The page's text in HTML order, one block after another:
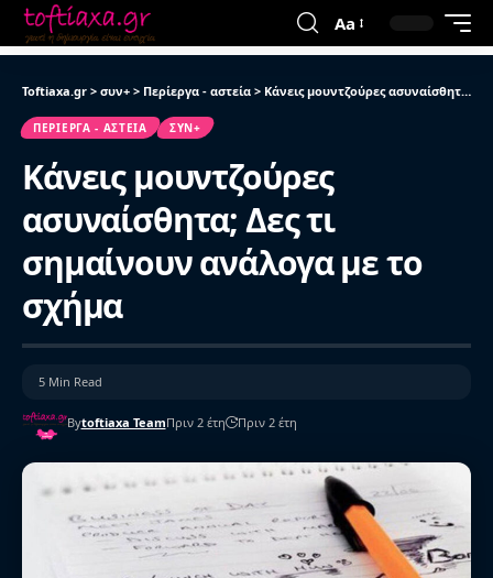
Aa
Toftiaxa.gr > συν+ > Περίεργα - αστεία > Κάνεις μουντζούρες ασυναίσθητα; Δες τι σημαίνουν ανάλογα με το σχήμα
ΠΕΡΊΕΡΓΑ - ΑΣΤΕΊΑ ΣΥΝ+
Κάνεις μουντζούρες
ασυναίσθητα; Δες τι
σημαίνουν ανάλογα με το
σχήμα
Bytoftiaxa TeamΠριν 2 έτη Πριν 2 έτη
5 Min Read